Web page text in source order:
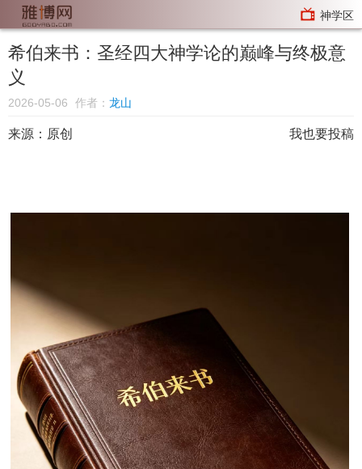
神学区
希伯来书：圣经四大神学论的巅峰与终极意
义
2026-05-06 作者： 龙山
来源：原创 我也要投稿